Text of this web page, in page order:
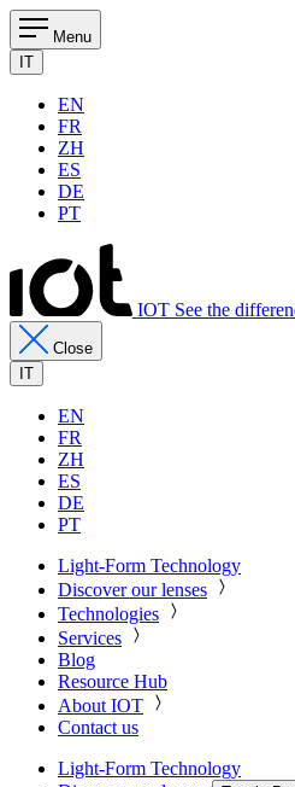
Menu
IT
EN
FR
ZH
ES
DE
PT
IOT See the
Close
IT
EN
FR
ZH
ES
DE
PT
Light-Form Technology
Discover our lenses
Technologies
Services
Blog
Resource Hub
About IOT
Contact us
Light-Form Technology